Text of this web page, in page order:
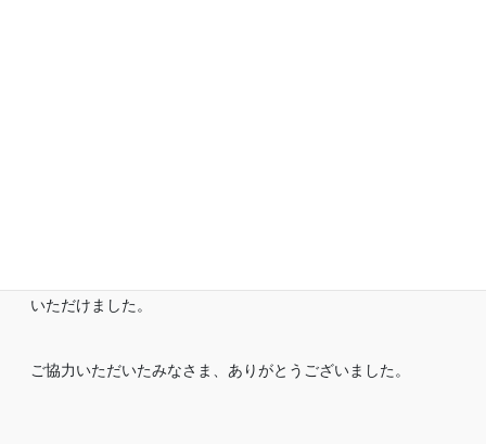
いただけました。
ご協力いただいたみなさま、ありがとうございました。